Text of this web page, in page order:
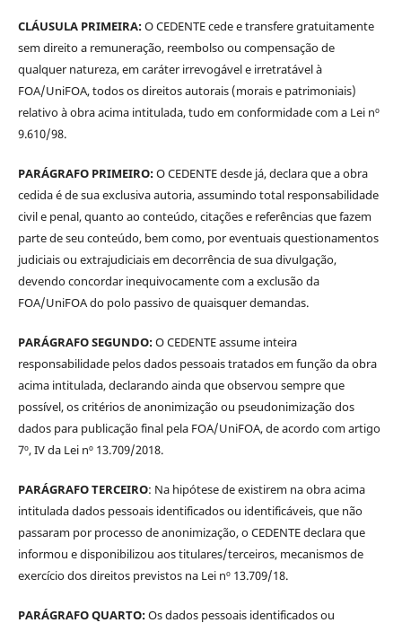
CLÁUSULA PRIMEIRA:O CEDENTE cede e transfere gratuitamente
sem direito a remuneração, reembolso ou compensação de
qualquer natureza, em caráter irrevogável e irretratável à
FOA/UniFOA, todos os direitos autorais (morais e patrimoniais)
relativo à obra acima intitulada, tudo em conformidade com a Lei nº
9.610/98.
PARÁGRAFO PRIMEIRO:O CEDENTE desde já, declara que a obra
cedida é de sua exclusiva autoria, assumindo total responsabilidade
civil e penal, quanto ao conteúdo, citações e referências que fazem
parte de seu conteúdo, bem como, por eventuais questionamentos
judiciais ou extrajudiciais em decorrência de sua divulgação,
devendo concordar inequivocamente com a exclusão da
FOA/UniFOA do polo passivo de quaisquer demandas.
PARÁGRAFO SEGUNDO:O CEDENTE assume inteira
responsabilidade pelos dados pessoais tratados em função da obra
acima intitulada, declarando ainda que observou sempre que
possível, os critérios de anonimização ou pseudonimização dos
dados para publicação final pela FOA/UniFOA, de acordo com artigo
7º, IV da Lei nº 13.709/2018.
PARÁGRAFO TERCEIRO: Na hipótese de existirem na obra acima
intitulada dados pessoais identificados ou identificáveis, que não
passaram por processo de anonimização, o CEDENTE declara que
informou e disponibilizou aos titulares/terceiros, mecanismos de
exercício dos direitos previstos na Lei nº 13.709/18.
PARÁGRAFO QUARTO:Os dados pessoais identificados ou